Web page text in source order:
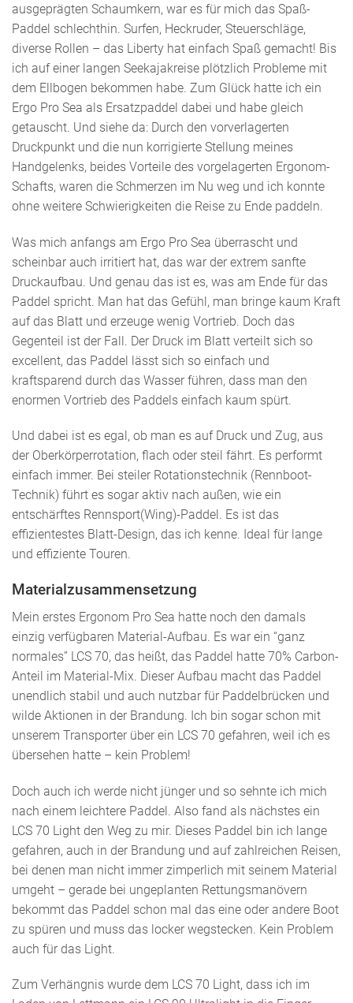
ausgeprägten Schaumkern, war es für mich das Spaß-
Paddel schlechthin. Surfen, Heckruder, Steuerschläge,
diverse Rollen – das Liberty hat einfach Spaß gemacht! Bis
ich auf einer langen Seekajakreise plötzlich Probleme mit
dem Ellbogen bekommen habe. Zum Glück hatte ich ein
Ergo Pro Sea als Ersatzpaddel dabei und habe gleich
getauscht. Und siehe da: Durch den vorverlagerten
Druckpunkt und die nun korrigierte Stellung meines
Handgelenks, beides Vorteile des vorgelagerten Ergonom-
Schafts, waren die Schmerzen im Nu weg und ich konnte
ohne weitere Schwierigkeiten die Reise zu Ende paddeln.
Was mich anfangs am Ergo Pro Sea überrascht und
scheinbar auch irritiert hat, das war der extrem sanfte
Druckaufbau. Und genau das ist es, was am Ende für das
Paddel spricht. Man hat das Gefühl, man bringe kaum Kraft
auf das Blatt und erzeuge wenig Vortrieb. Doch das
Gegenteil ist der Fall. Der Druck im Blatt verteilt sich so
excellent, das Paddel lässt sich so einfach und
kraftsparend durch das Wasser führen, dass man den
enormen Vortrieb des Paddels einfach kaum spürt.
Und dabei ist es egal, ob man es auf Druck und Zug, aus
der Oberkörperrotation, flach oder steil fährt. Es performt
einfach immer. Bei steiler Rotationstechnik (Rennboot-
Technik) führt es sogar aktiv nach außen, wie ein
entschärftes Rennsport(Wing)-Paddel. Es ist das
effizientestes Blatt-Design, das ich kenne. Ideal für lange
und effiziente Touren.
Materialzusammensetzung
Mein erstes Ergonom Pro Sea hatte noch den damals
einzig verfügbaren Material-Aufbau. Es war ein “ganz
normales” LCS 70, das heißt, das Paddel hatte 70% Carbon-
Anteil im Material-Mix. Dieser Aufbau macht das Paddel
unendlich stabil und auch nutzbar für Paddelbrücken und
wilde Aktionen in der Brandung. Ich bin sogar schon mit
unserem Transporter über ein LCS 70 gefahren, weil ich es
übersehen hatte – kein Problem!
Doch auch ich werde nicht jünger und so sehnte ich mich
nach einem leichtere Paddel. Also fand als nächstes ein
LCS 70 Light den Weg zu mir. Dieses Paddel bin ich lange
gefahren, auch in der Brandung und auf zahlreichen Reisen,
bei denen man nicht immer zimperlich mit seinem Material
umgeht – gerade bei ungeplanten Rettungsmanövern
bekommt das Paddel schon mal das eine oder andere Boot
zu spüren und muss das locker wegstecken. Kein Problem
auch für das Light.
Zum Verhängnis wurde dem LCS 70 Light, dass ich im